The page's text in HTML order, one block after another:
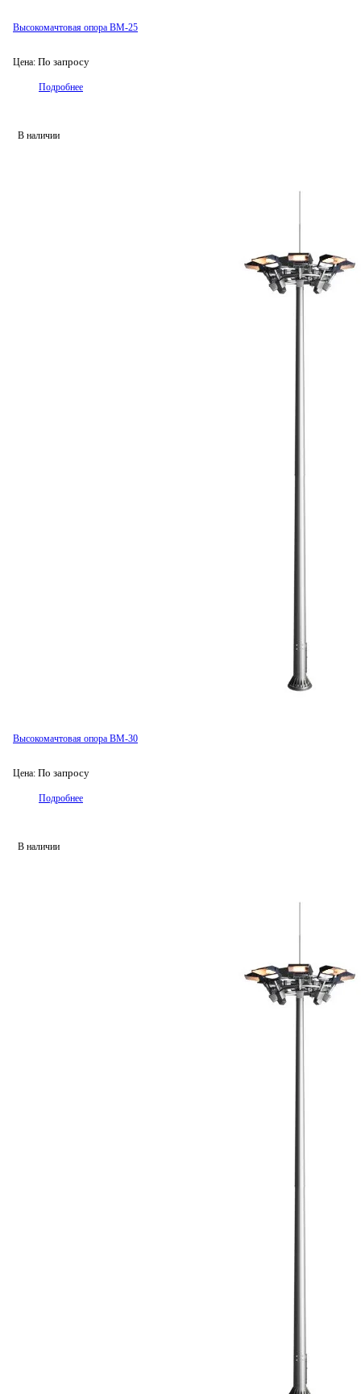
Высокомачтовая опора ВМ-25
Цена: По запросу
Подробнее
В наличии
Высокомачтовая опора ВМ-30
Цена: По запросу
Подробнее
В наличии